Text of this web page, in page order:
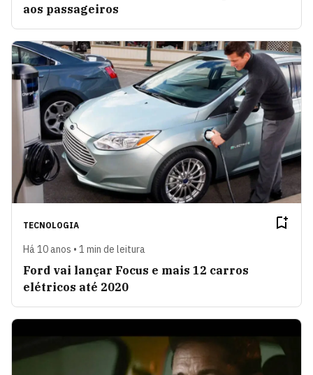
aos passageiros
TECNOLOGIA
Há 10 anos • 1 min de leitura
Ford vai lançar Focus e mais 12 carros
elétricos até 2020